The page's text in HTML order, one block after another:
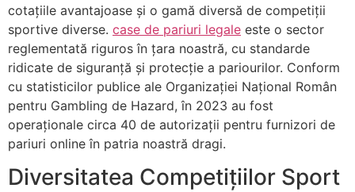
cotațiile avantajoase și o gamă diversă de competiții
sportive diverse. case de pariuri legale este o sector
reglementată riguros în țara noastră, cu standarde
ridicate de siguranță și protecție a pariourilor. Conform
cu statisticilor publice ale Organizației Național Român
pentru Gambling de Hazard, în 2023 au fost
operaționale circa 40 de autorizații pentru furnizori de
pariuri online în patria noastră dragi.
Diversitatea Competițiilor Sport